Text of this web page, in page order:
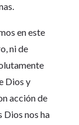
en este
ni de
Dios y
acción de
Dios nos ha